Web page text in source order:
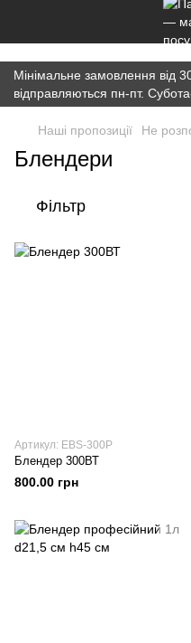
Мінімальне замовлення від
відправляються пн-пт.
Наші пропозиції Не
Блендери
Фільтр
Артикул: EBS-300P
Блендер 300ВТ
800.00 грн